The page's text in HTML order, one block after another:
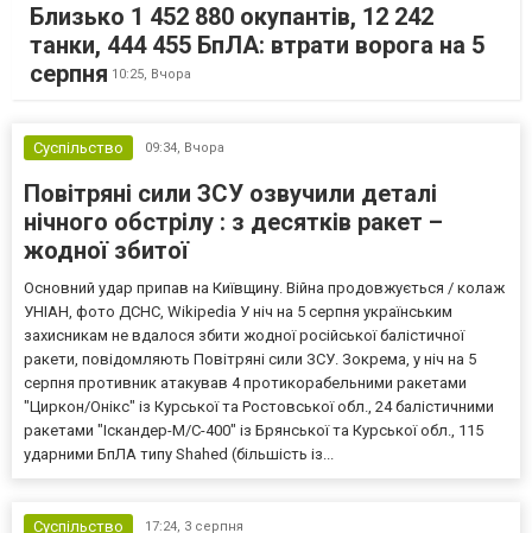
Близько 1 452 880 окупантів, 12 242
танки, 444 455 БпЛА: втрати ворога на 5
серпня 10:25, Вчора
Суспільство 09:34, Вчора
Повітряні сили ЗСУ озвучили деталі
нічного обстрілу : з десятків ракет –
жодної збитої
Основний удар припав на Київщину. Війна продовжується / колаж
УНІАН, фото ДСНС, Wikipedia У ніч на 5 серпня українським
захисникам не вдалося збити жодної російської балістичної
ракети, повідомляють Повітряні сили ЗСУ. Зокрема, у ніч на 5
серпня противник атакував 4 протикорабельними ракетами
"Циркон/Онікс" із Курської та Ростовської обл., 24 балістичними
ракетами "Іскандер-М/С-400" із Брянської та Курської обл., 115
ударними БпЛА типу Shahed (більшість із...
Суспільство 17:24, 3 серпня